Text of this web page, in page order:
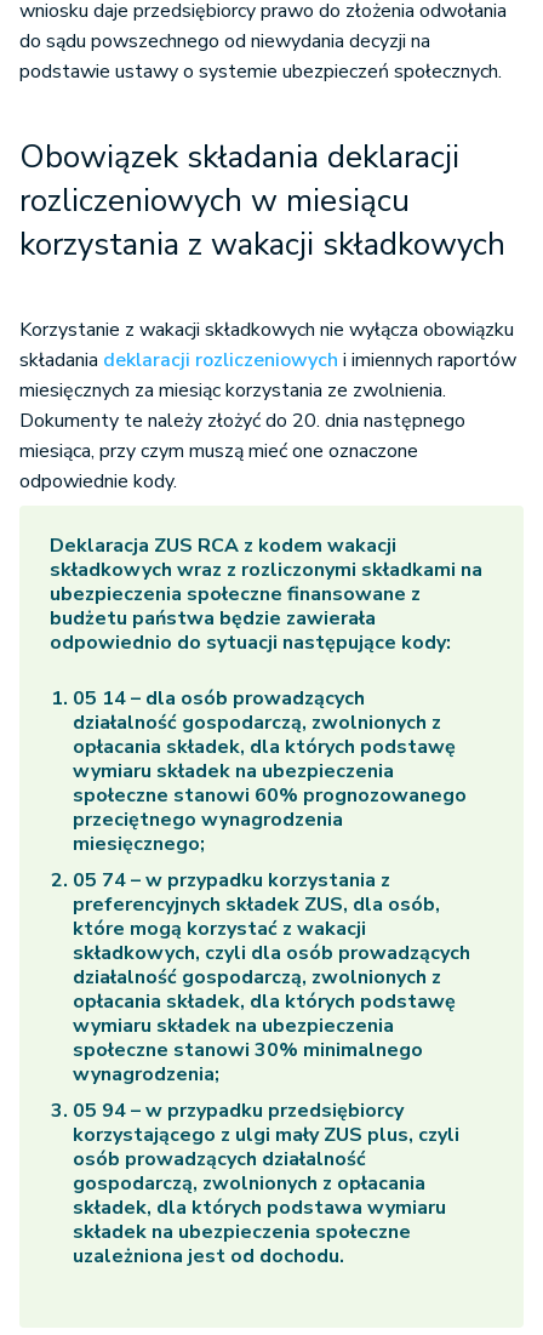
wniosku daje przedsiębiorcy prawo do złożenia odwołania
do sądu powszechnego od niewydania decyzji na
podstawie ustawy o systemie ubezpieczeń społecznych. ​​​​​​​
Obowiązek składania deklaracji
rozliczeniowych w miesiącu
korzystania z wakacji składkowych
Korzystanie z wakacji składkowych nie wyłącza obowiązku
składania deklaracji rozliczeniowych i imiennych raportów
miesięcznych za miesiąc korzystania ze zwolnienia.
Dokumenty te należy złożyć do 20. dnia następnego
miesiąca, przy czym muszą mieć one oznaczone
odpowiednie kody.
Deklaracja ZUS RCA z kodem wakacji
składkowych wraz z rozliczonymi składkami na
ubezpieczenia społeczne finansowane z
budżetu państwa będzie zawierała
odpowiednio do sytuacji następujące kody:
05 14 – dla osób prowadzących
działalność gospodarczą, zwolnionych z
opłacania składek, dla których podstawę
wymiaru składek na ubezpieczenia
społeczne stanowi 60% prognozowanego
przeciętnego wynagrodzenia
miesięcznego;
05 74 – w przypadku korzystania z
preferencyjnych składek ZUS, dla osób,
które mogą korzystać z wakacji
składkowych, czyli dla osób prowadzących
działalność gospodarczą, zwolnionych z
opłacania składek, dla których podstawę
wymiaru składek na ubezpieczenia
społeczne stanowi 30% minimalnego
wynagrodzenia;
05 94 – w przypadku przedsiębiorcy
korzystającego z ulgi mały ZUS plus, czyli
osób prowadzących działalność
gospodarczą, zwolnionych z opłacania
składek, dla których podstawa wymiaru
składek na ubezpieczenia społeczne
uzależniona jest od dochodu.